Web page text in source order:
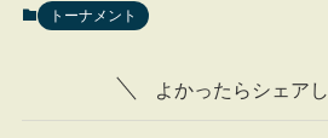
トーナメント
よかったらシェアし